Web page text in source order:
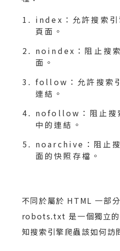
index：允許搜索引
頁面。
noindex：阻止搜
面。
follow：允許搜索
連結。
nofollow：阻止搜
中的連結。
noarchive：阻止
面的快照存檔。
不同於屬於 HTML 一部
robots.txt 是一個獨立的
知搜索引擎爬蟲該如何訪